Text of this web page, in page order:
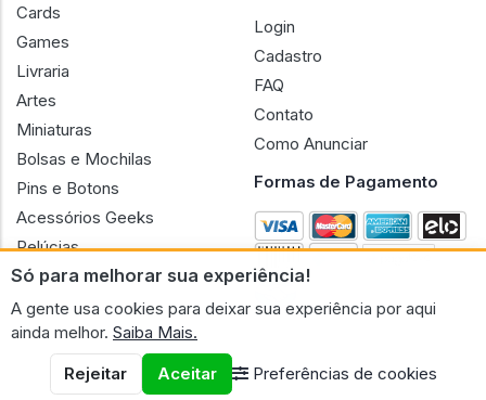
Só para melhorar sua experiência!
A gente usa cookies para deixar sua experiência por aqui
ainda melhor. Saiba Mais.
Rejeitar
Aceitar Preferências de cookies
Cards
Games
Livraria
Artes
Miniaturas
Bolsas e Mochilas
Pins e Botons
Acessórios Geeks
Pelúcias
Bonecas
Login
Cadastro
FAQ
Contato
Como Anunciar
Formas de Pagamento